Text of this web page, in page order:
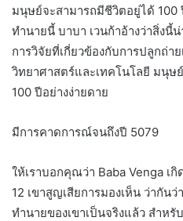
มนุษย์จะสามารถมีชีวิตอยู่ได้ 100
ทำนายนี้ บาบา เวนก้าอ้างว่าสิ่งนี้
การวิจัยที่เกี่ยวข้องกับการปลูกถ่า
วิทยาศาสตร์และเทคโนโลยี มนุษ
100 ปีอย่างง่ายดาย
มีการคาดการณ์จนถึงปี 5079
ให้เราบอกคุณว่า Baba Venga เ
12 เขาสูญเสียการมองเห็น ว่ากัน
ทำนายของเขาเป็นจริงแล้ว สำห